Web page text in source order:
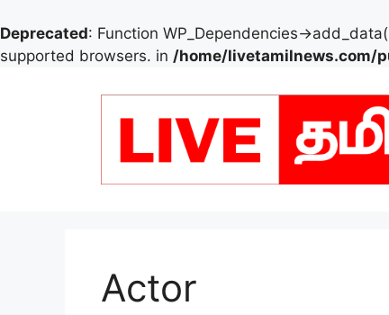
Deprecated: Function WP_Dependencies-
supported browsers. in /home/livetamilnews.com/
Actor